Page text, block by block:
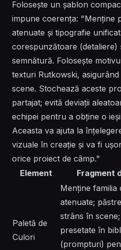
Folosește un șablon
impune coerența: "Menține
atenuate și tipografie
corespunzătoare (detaliere)
semnătură. Folosește
texturi Rutkowski,
scene. Stochează aceste
partajat; evită deviații
echipei pentru a obține o
Aceasta va ajuta la
vizuale în creație și va fi
orice proiect de câmp."
Element
Fragment
Paletă de
Culori
Menține familia
atenuate;
strâns în
presetate în
(prompturi)